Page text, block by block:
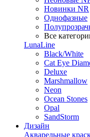
Новинки NR
Однофазные
Все
LunaLine
Black/White
Cat Eye
Deluxe
Marshmallow
Neon
Ocean Stones
Opal
SandStorm
Дизайн
Акварельные